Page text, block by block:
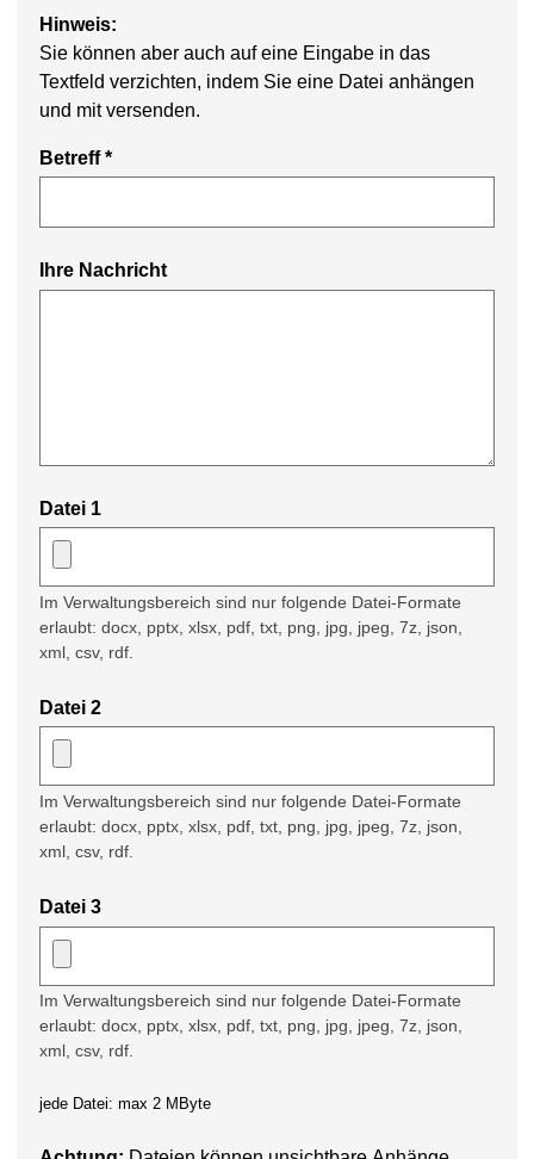
Hinweis:
Sie können aber auch auf eine Eingabe in das
Textfeld verzichten, indem Sie eine Datei anhängen
und mit versenden.
Betreff *
Ihre Nachricht
Datei 1
Im Verwaltungsbereich sind nur folgende Datei-Formate
erlaubt: docx, pptx, xlsx, pdf, txt, png, jpg, jpeg, 7z, json,
xml, csv, rdf.
Datei 2
Im Verwaltungsbereich sind nur folgende Datei-Formate
erlaubt: docx, pptx, xlsx, pdf, txt, png, jpg, jpeg, 7z, json,
xml, csv, rdf.
Datei 3
Im Verwaltungsbereich sind nur folgende Datei-Formate
erlaubt: docx, pptx, xlsx, pdf, txt, png, jpg, jpeg, 7z, json,
xml, csv, rdf.
jede Datei: max 2 MByte